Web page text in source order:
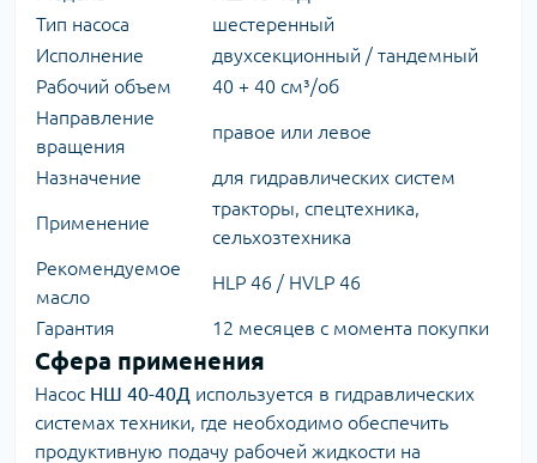
Тип насоса
шестеренный
Исполнение
двухсекционный / тандемный
Рабочий объем
40 + 40 см³/об
Направление
вращения
правое или левое
Назначение для гидравлических систем
Применение
тракторы, спецтехника,
сельхозтехника
Рекомендуемое
масло
HLP 46 / HVLP 46
Гарантия 12 месяцев с момента покупки
Сфера применения
Насос НШ 40-40Д используется в гидравлических
системах техники, где необходимо обеспечить
продуктивную подачу рабочей жидкости на